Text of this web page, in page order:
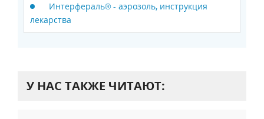
Интерфераль® - аэрозоль, инструкция
лекарства
У НАС ТАКЖЕ ЧИТАЮТ: